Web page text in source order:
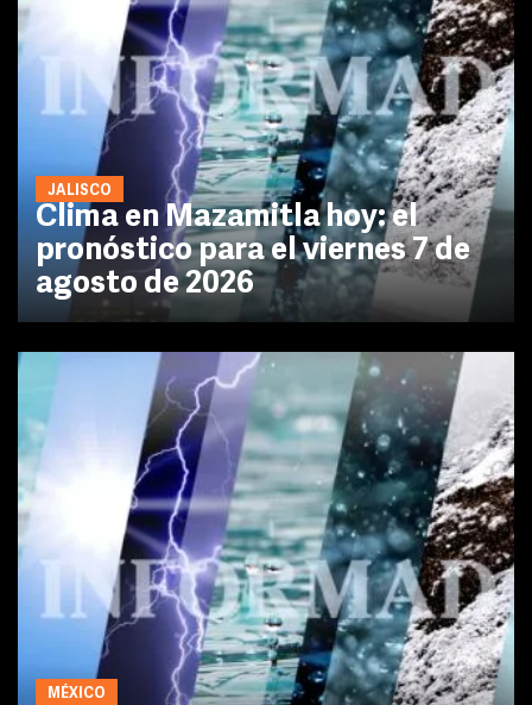
JALISCO
Clima en Mazamitla hoy: el
pronóstico para el viernes 7 de
agosto de 2026
MÉXICO